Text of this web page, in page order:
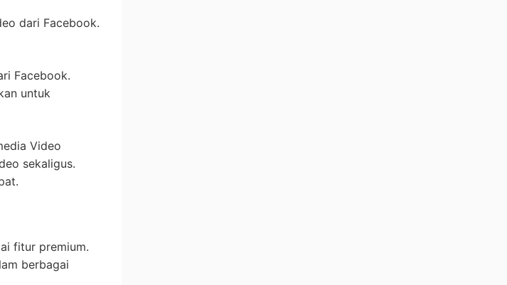
dari Facebook.
Facebook.
untuk
Video
sekaligus.
fitur premium.
berbagai